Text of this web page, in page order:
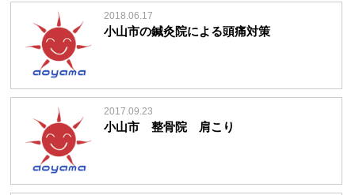
2018.06.17
小山市の鍼灸院による頭痛対策
2017.09.23
小山市 整骨院 肩こり